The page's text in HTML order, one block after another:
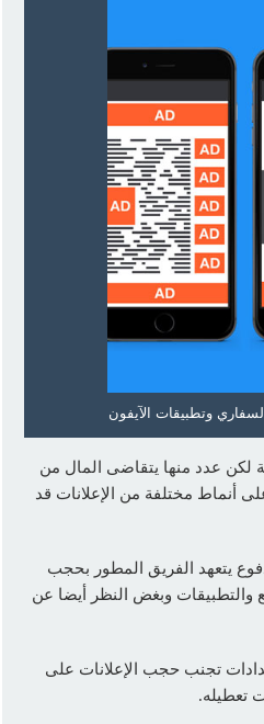
وتطبيقات الآيفون
لكن عدد منها يتقاضى المال من
أنماط مختلفة من الإعلانات قد
يتعهد الفريق المطور بحجب
والتطبيقات وبغض النظر أيضا عن
تجنب حجب الإعلانات على
تعطيله.